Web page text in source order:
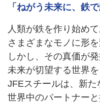
「ねがう未来に、鉄で
人類が鉄を作り始めて
さまざまなモノに形
しかし、その真価が
未来が切望する世界
JFEスチールは、新
世界中のパートナーと